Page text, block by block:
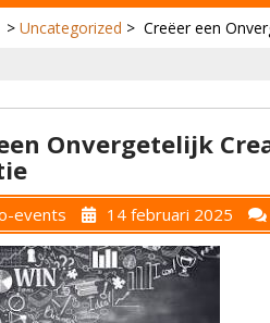
> Uncategorized > Creëer een
Onvergetelijk
events 14 februari 2025